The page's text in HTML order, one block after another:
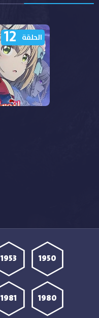
الحلقة 12
1950
1953
1980
1981